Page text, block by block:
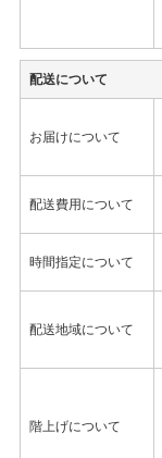
配送について
お届けについて
配送費用について
時間指定について
配送地域について
階上げについて